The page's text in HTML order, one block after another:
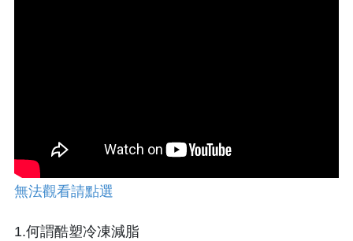
無法觀看請點選
1.何謂酷塑冷凍減脂